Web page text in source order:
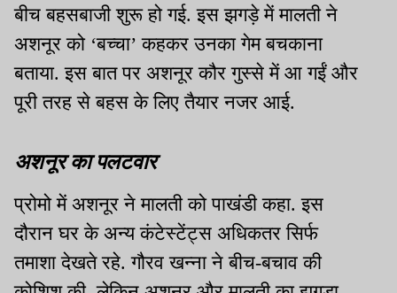
बीच बहसबाजी शुरू हो गई. इस झगड़े में मालती ने
अशनूर को ‘बच्चा’ कहकर उनका गेम बचकाना
बताया. इस बात पर अशनूर कौर गुस्से में आ गईं और
पूरी तरह से बहस के लिए तैयार नजर आई.
अशनूर का पलटवार
प्रोमो में अशनूर ने मालती को पाखंडी कहा. इस
दौरान घर के अन्य कंटेस्टेंट्स अधिकतर सिर्फ
तमाशा देखते रहे. गौरव खन्ना ने बीच-बचाव की